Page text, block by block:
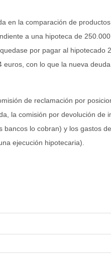
en la comparación de
a una hipoteca de
por pagar al hipotecado
con lo que la nueva
de reclamación por
la comisión por devolución de
lo cobran) y los gastos
ejecución hipotecaria).